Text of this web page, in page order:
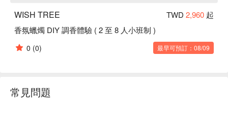
WISH TREE TWD 2,960 起
香氛蠟燭 DIY 調香體驗 ( 2 至 8 人小班制 )
0 (0) 最早可預訂：08/09
常見問題